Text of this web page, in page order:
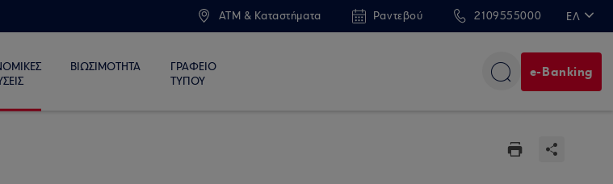
ATM & Καταστήματα Ραντεβού 2109555000 ΕΛ
ΒΙΩΣΙΜΟΤΗΤΑ
ΓΡΑΦΕΙΟ
ΤΥΠΟΥ
e-Banking